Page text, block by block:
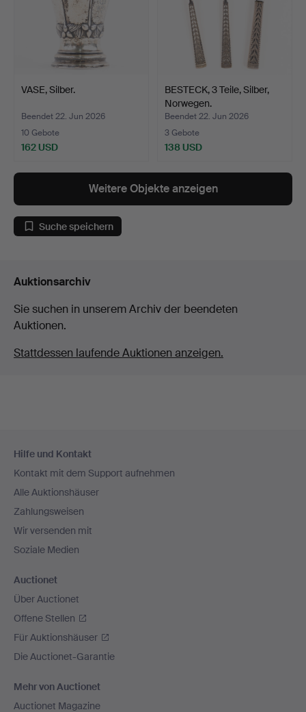
VASE, Silber.
Beendet 22. Jun 2026
10 Gebote
162 USD
BESTECK, 3 Teile, Silber,
Norwegen.
Beendet 22. Jun 2026
3 Gebote
138 USD
Weitere Objekte anzeigen
Suche speichern
Auktionsarchiv
Sie suchen in unserem Archiv der beendeten
Auktionen.
Stattdessen laufende Auktionen anzeigen.
Navigation
Hilfe und Kontakt
Kontakt mit dem Support aufnehmen
Alle Auktionshäuser
Zahlungsweisen
Wir versenden mit
Soziale Medien
Auctionet
Über Auctionet
Offene Stellen
Für Auktionshäuser
Die Auctionet-Garantie
Mehr von Auctionet
Auctionet Magazine